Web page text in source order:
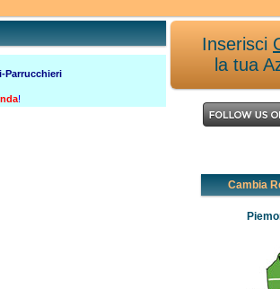
Parrucchieri
!
Inserisci
la tua
Cambia